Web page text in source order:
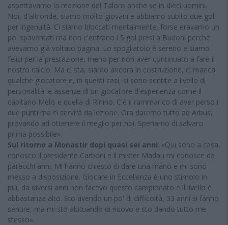
aspettavamo la reazione del Taloro anche se in dieci uomini.
Noi, d'altronde, siamo molto giovani e abbiamo subito due gol
per ingenuità. Ci siamo bloccati mentalmente, forse eravamo un
po' spaventati ma non c'entrano i 5 gol presi a Budoni perché
avevamo già voltato pagina. Lo spogliatoio è sereno e siamo
felici per la prestazione, meno per non aver continuato a fare il
nostro calcio. Ma ci sta, siamo ancora in costruzione, ci manca
qualche giocatore e, in questi casi, si sono sentite a livello di
personalità le assenze di un giocatore d'esperienza come il
capitano Melis e quella di Rinino. C'è il rammarico di aver perso i
due punti ma ci servirà da lezione. Ora daremo tutto ad Arbus,
provando ad ottenere il meglio per noi. Speriamo di salvarci
prima possibile».
Sul ritorno a Monastir dopi quasi sei anni: «Qui sono a casa,
conosco il presidente Carboni e il mister Madau mi conosce da
parecchi anni. Mi hanno chiesto di dare una mano e mi sono
messo a disposizione. Giocare in Eccellenza è uno stimolo in
più, da diversi anni non facevo questo campionato e il livello è
abbastanza alto. Sto avendo un po' di difficoltà, 33 anni si fanno
sentire, ma mi sto abituando di nuovo e sto dando tutto me
stesso».